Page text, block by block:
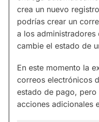
crea un nuevo
podrías crear un
a los
cambie el estado de
En este momento la
correos electrónicos
estado de pago,
acciones adicionales